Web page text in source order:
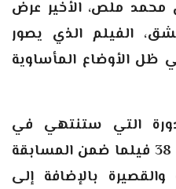
محمد ملص، الأخير عرض
الفيلم الذي يصور
ظل الأوضاع المأساوية
التي ستنتهي في
الخامس من ابريل المقبل، 38 فيلما ضمن المسابقة
والقصيرة بالإضافة إلى